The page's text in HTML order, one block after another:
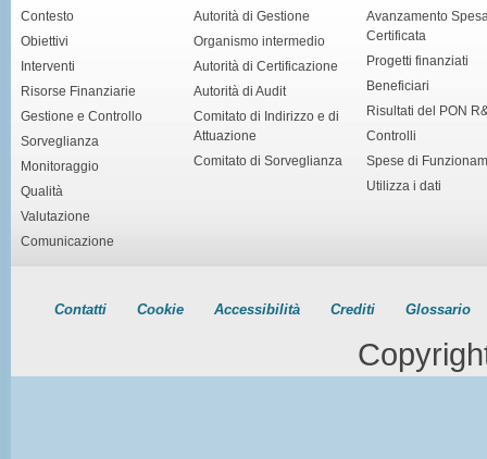
Contesto
Obiettivi
Interventi
Risorse Finanziarie
Gestione e Controllo
Sorveglianza
Monitoraggio
Qualità
Valutazione
Comunicazione
Autorità di Gestione
Organismo intermedio
Autorità di Certificazione
Autorità di Audit
Comitato di Indirizzo e di
Attuazione
Comitato di Sorveglianza
Avanzamento
Certificata
Progetti finanziati
Beneficiari
Risultati del PON
Controlli
Spese di
Utilizza i dati
Contatti Cookie Accessibilità Crediti Glossario